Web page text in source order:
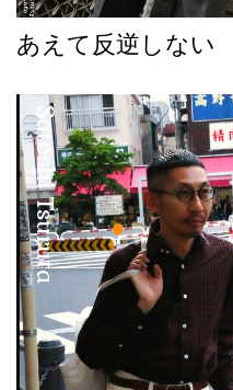
あえて反逆しない
Satoshi Tsuruta